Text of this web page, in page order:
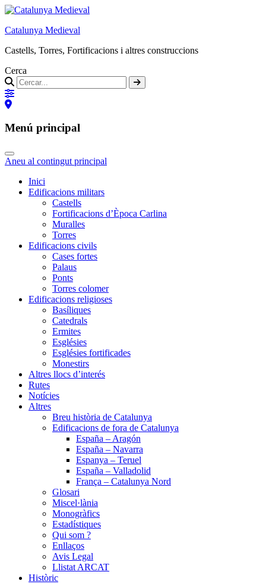
Catalunya Medieval
Castells, Torres, Fortificacions i altres construccions
Cerca
Menú principal
Aneu al contingut principal
Inici
Edificacions militars
Castells
Fortificacions d’Època Carlina
Muralles
Torres
Edificacions civils
Cases fortes
Palaus
Ponts
Torres colomer
Edificacions religioses
Basíliques
Catedrals
Ermites
Esglésies
Esglésies fortificades
Monestirs
Altres llocs d’interés
Rutes
Notícies
Altres
Breu història de Catalunya
Edificacions de fora de Catalunya
España – Aragón
España – Navarra
Espanya – Teruel
España – Valladolid
França – Catalunya Nord
Glosari
Miscel·lània
Monogràfics
Estadístiques
Qui som ?
Enllaços
Avis Legal
Llistat ARCAT
Històric